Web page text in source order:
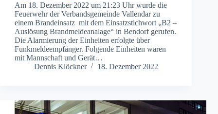
Am 18. Dezember 2022 um 21:23 Uhr wurde die
Feuerwehr der Verbandsgemeinde Vallendar zu
einem Brandeinsatz mit dem Einsatzstichwort „B2 –
Auslösung Brandmeldeanalage“ in Bendorf gerufen.
Die Alarmierung der Einheiten erfolgte über
Funkmeldeempfänger. Folgende Einheiten waren
mit Mannschaft und Gerät…
Dennis Klöckner
18. Dezember 2022